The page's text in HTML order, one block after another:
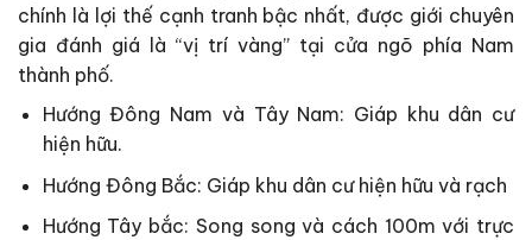
chính là lợi thế cạnh tranh bậc nhất, được giới chuyên
gia đánh giá là “vị trí vàng” tại cửa ngõ phía Nam
thành phố.
Hướng Đông Nam và Tây Nam: Giáp khu dân cư
hiện hữu.
Hướng Đông Bắc: Giáp khu dân cư hiện hữu và rạch
Hướng Tây bắc: Song song và cách 100m với trực